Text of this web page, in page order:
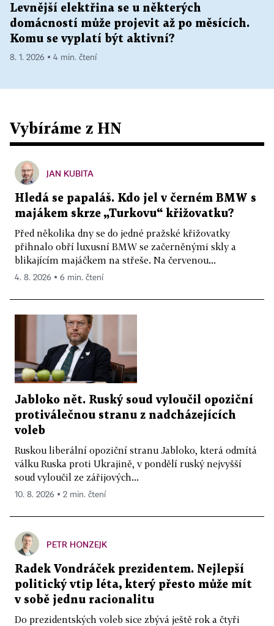
Levnější elektřina se u některých
domácností může projevit až po měsících.
Komu se vyplatí být aktivní?
8. 1. 2026 ▪ 4 min. čtení
Vybíráme z HN
JAN KUBITA
Hledá se papaláš. Kdo jel v černém BMW s
majákem skrze „Turkovu“ křižovatku?
Před několika dny se do jedné pražské křižovatky
přihnalo obří luxusní BMW se začerněnými skly a
blikajícím majáčkem na střeše. Na červenou...
4. 8. 2026 ▪ 6 min. čtení
Jabloko nět. Ruský soud vyloučil opoziční
protiválečnou stranu z nadcházejících
voleb
Ruskou liberální opoziční stranu Jabloko, která odmítá
válku Ruska proti Ukrajině, v pondělí ruský nejvyšší
soud vyloučil ze zářijových...
10. 8. 2026 ▪ 2 min. čtení
PETR HONZEJK
Radek Vondráček prezidentem. Nejlepší
politický vtip léta, který přesto může mít
v sobě jednu racionalitu
Do prezidentských voleb sice zbývá ještě rok a čtyři